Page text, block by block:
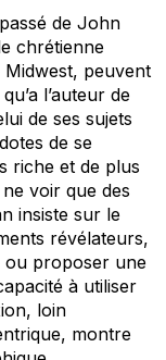
de John
chrétienne
peuvent
l’auteur de
de ses sujets
de se
riche et de plus
voir que des
insiste sur le
révélateurs,
ou proposer une
à utiliser
loin
montre